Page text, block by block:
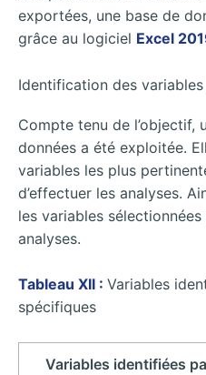
exportées, une base de
grâce au logiciel Excel
Identification des variables
Compte tenu de l’objectif,
données a été exploitée.
variables les plus
d’effectuer les analyses.
les variables
analyses.
Tableau XII : Variables
spécifiques
Variables identifiées